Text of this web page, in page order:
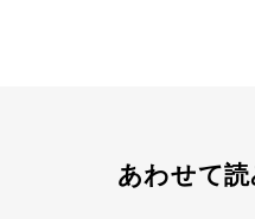
あわせて